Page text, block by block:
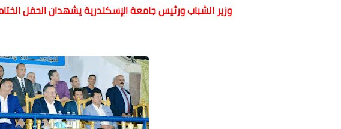
وزير الشباب ورئيس جامعة الإسكندرية يشهدان الحفل